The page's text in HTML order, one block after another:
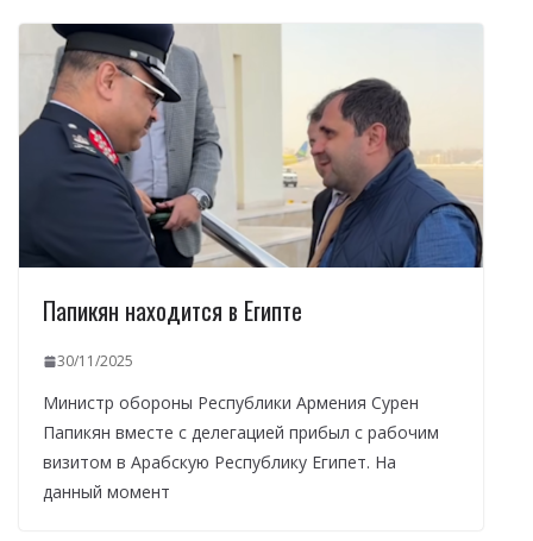
Папикян находится в Египте
30/11/2025
Министр обороны Республики Армения Сурен
Папикян вместе с делегацией прибыл с рабочим
визитом в Арабскую Республику Египет. На
данный момент